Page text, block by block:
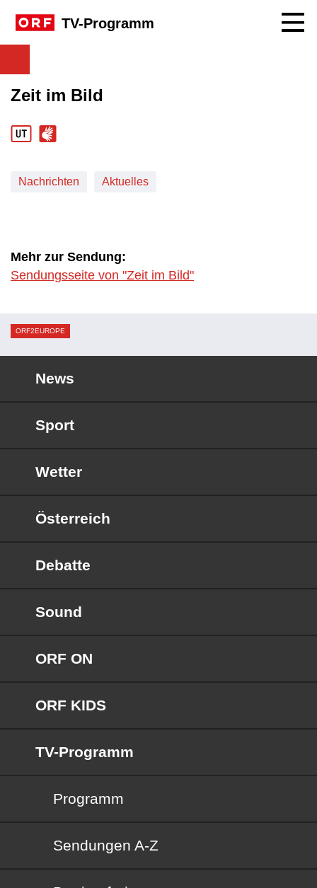
TV-Programm
Zeit im Bild
Nachrichten Aktuelles
Mehr zur Sendung:
Sendungsseite von "Zeit im Bild"
ORF2EUROPE
News
Sport
Wetter
Österreich
Debatte
Sound
ORF ON
ORF KIDS
TV-Programm
Programm
Sendungen von A bis Z
Sendungen A-Z